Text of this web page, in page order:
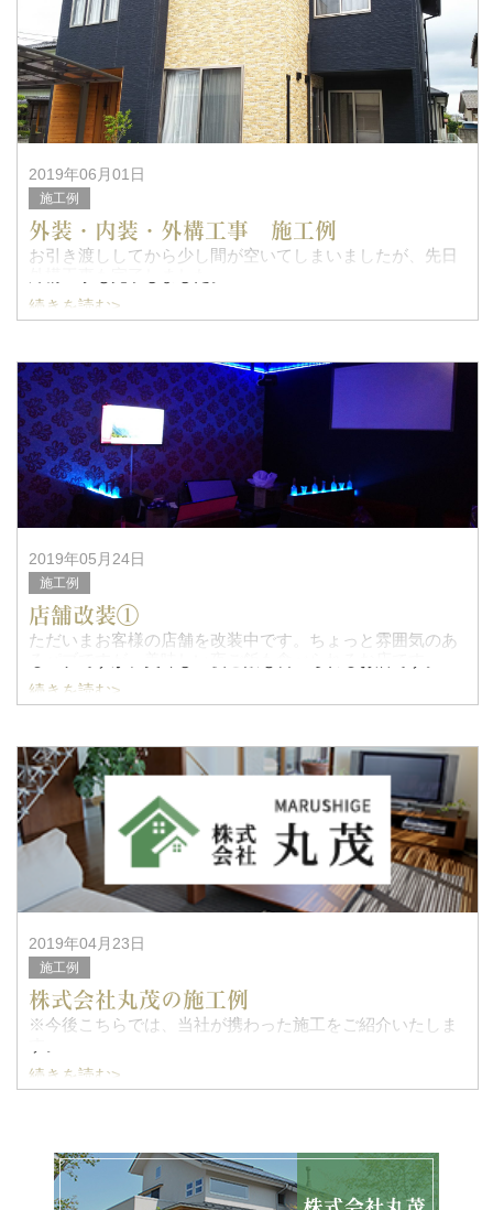
2019年06月01日
施工例
外装・内装・外構工事 施工例
お引き渡ししてから少し間が空いてしまいましたが、先日
濃い色と淡い色の外壁を貼り分けて、玄関回りは無垢板を
続きを読む>
2019年05月24日
施工例
店舗改装①
ただいまお客様の店舗を改装中です。ちょっと雰囲気のあ
LEDライトを多用し、シックで少し暗めの店内は大人の雰
続きを読む>
2019年04月23日
施工例
株式会社丸茂の施工例
※今後こちらでは、当社が携わった施工をご紹介いたしま
続きを読む>